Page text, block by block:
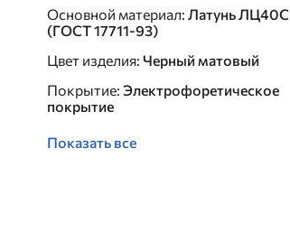
Основной материал: Латунь ЛЦ40C
(ГОСТ 17711-93)
Цвет изделия: Черный матовый
Покрытие: Электрофоретическое
покрытие
Показать все